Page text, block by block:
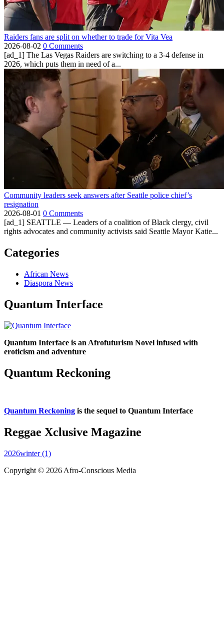
Raiders fans are split on whether to trade for Vita Vea
2026-08-02 0 Comments
[ad_1] The Las Vegas Raiders are switching to a 3-4 defense in
2026, which puts them in need of a...
Community leaders seek answers after Seattle police chief’s
resignation
2026-08-01 0 Comments
[ad_1] SEATTLE — Leaders of a coalition of Black clergy, civil
rights advocates and community activists said Seattle Mayor Katie...
Categories
African News
Diaspora News
Quantum Interface
Quantum Interface is an Afrofuturism Novel infused with
eroticism and adventure
Quantum Reckoning
Quantum Reckoning is the sequel to Quantum Interface
Reggae Xclusive Magazine
2026winter (1)
Copyright © 2026 Afro-Conscious Media